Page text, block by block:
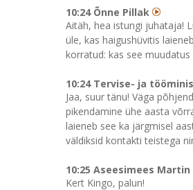
10:24 Õnne Pillak
Aitäh, hea istungi juhataja!
üle, kas haigushüvitis
korratud: kas see
10:24 Tervise- ja
Jaa, suur tänu! Väga
pikendamine ühe aasta
laieneb see ka järgmisel
väldiksid kontakti teistega
10:25 Aseesimees Martin
Kert Kingo, palun!